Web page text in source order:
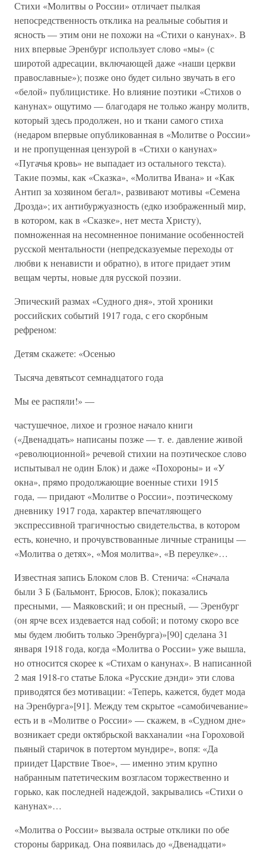
Стихи «Молитвы о России» отличает пылкая
непосредственность отклика на реальные события и
ясность — этим они не похожи на «Стихи о канунах». В
них впервые Эренбург использует слово «мы» (с
широтой адресации, включающей даже «наши церкви
православные»); позже оно будет сильно звучать в его
«белой» публицистике. Но влияние поэтики «Стихов о
канунах» ощутимо — благодаря не только жанру молитв,
который здесь продолжен, но и ткани самого стиха
(недаром впервые опубликованная в «Молитве о России»
и не пропущенная цензурой в «Стихи о канунах»
«Пугачья кровь» не выпадает из остального текста).
Такие поэмы, как «Сказка», «Молитва Ивана» и «Как
Антип за хозяином бегал», развивают мотивы «Семена
Дрозда»; их антибуржуазность (едко изображенный мир,
в котором, как в «Сказке», нет места Христу),
помноженная на несомненное понимание особенностей
русской ментальности (непредсказуемые переходы от
любви к ненависти и обратно), в итоге придает этим
вещам черты, новые для русской поэзии.
Эпический размах «Судного дня», этой хроники
российских событий 1917 года, с его скорбным
рефреном:
Детям скажете: «Осенью
Тысяча девятьсот семнадцатого года
Мы ее распяли!» —
частушечное, лихое и грозное начало книги
(«Двенадцать» написаны позже — т. е. давление живой
«революционной» речевой стихии на поэтическое слово
испытывал не один Блок) и даже «Похороны» и «У
окна», прямо продолжающие военные стихи 1915
года, — придают «Молитве о России», поэтическому
дневнику 1917 года, характер впечатляющего
экспрессивной трагичностью свидетельства, в котором
есть, конечно, и прочувствованные личные страницы —
«Молитва о детях», «Моя молитва», «В переулке»…
Известная запись Блоком слов В. Стенича: «Сначала
были 3 Б (Бальмонт, Брюсов, Блок); показались
пресными, — Маяковский; и он пресный, — Эренбург
(он ярче всех издевается над собой; и потому скоро все
мы будем любить только Эренбурга)»[90] сделана 31
января 1918 года, когда «Молитва о России» уже вышла,
но относится скорее к «Стихам о канунах». В написанной
2 мая 1918-го статье Блока «Русские дэнди» эти слова
приводятся без мотивации: «Теперь, кажется, будет мода
на Эренбурга»[91]. Между тем скрытое «самобичевание»
есть и в «Молитве о России» — скажем, в «Судном дне»
возникает среди октябрьской вакханалии «на Гороховой
пьяный старичок в потертом мундире», вопя: «Да
приидет Царствие Твое», — именно этим крупно
набранным патетическим возгласом торжественно и
горько, как последней надеждой, закрывались «Стихи о
канунах»…
«Молитва о России» вызвала острые отклики по обе
стороны баррикад. Она появилась до «Двенадцати»